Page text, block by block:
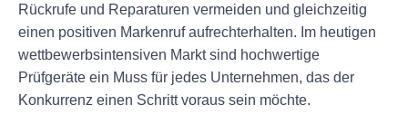
Rückrufe und Reparaturen vermeiden und gleichzeitig
einen positiven Markenruf aufrechterhalten. Im heutigen
wettbewerbsintensiven Markt sind hochwertige
Prüfgeräte ein Muss für jedes Unternehmen, das der
Konkurrenz einen Schritt voraus sein möchte.